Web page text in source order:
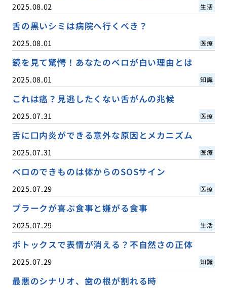
2025.08.02 生活
舌の黒いシミは病院へ行くべき？
2025.08.01 医療
鏡を見て驚愕！あなたのベロが白い理由とは
2025.08.01 知識
これは癌？見逃したくない舌がんの兆候
2025.07.31 医療
舌に口内炎ができる意外な原因とメカニズム
2025.07.31 医療
ベロのできものは体からのSOSサイン
2025.07.29 医療
プラークが喜ぶ食事と嫌がる食事
2025.07.29 生活
ボトックスで表情が消える？不自然さの正体
2025.07.29 知識
最悪のシナリオ、歯の根が割れる時